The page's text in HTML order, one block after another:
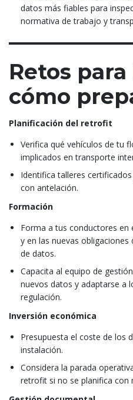
datos más fiables para
normativa de trabajo y
Retos
cómo
Planificación del retrofit
Verifica qué vehículos de tu
implicados en transporte
Identifica talleres
con antelación.
Formación
Forma a tus conductores
y en las nuevas
de datos.
Capacita al equipo de
nuevos datos y adaptarse a
regulación.
Inversión económica
Presupuesta el coste de los
instalación.
Considera la parada
retrofit si no se planifica con